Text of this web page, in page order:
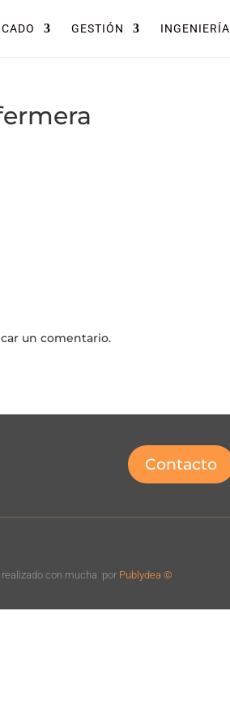
GESTIÓN INGENIERÍA
un comentario.
Contacto
con mucha por Publydea ©